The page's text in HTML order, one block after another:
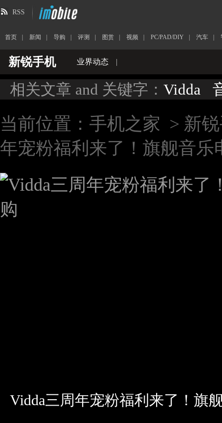
RSS
首页 新闻 导购 评测 图赏 视频 PC/PAD/DIY 汽车
新锐手机 业界动态 |
相关文章 and 关键字： Vidda
当前位置： 手机之家 > 新
年宠粉福利来了！旗舰音乐
Vidda三周年宠粉福利来了！旗